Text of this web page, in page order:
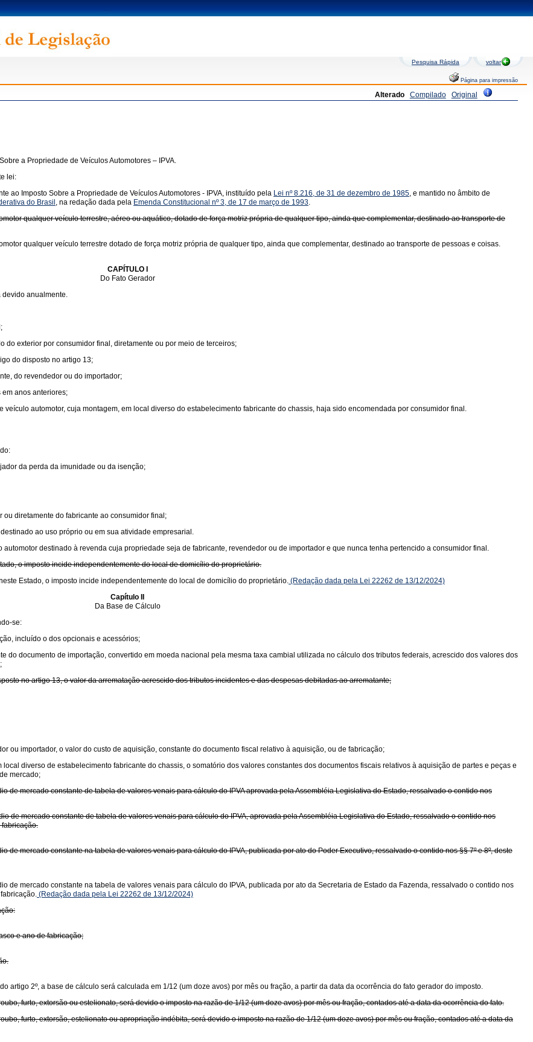
Pesquisa Rápida voltar
Página para impressão
Alterado Compilado Original
a Propriedade de Veículos Automotores – IPVA.
lei:
ao Imposto Sobre a Propriedade de Veículos Automotores - IPVA, instituído pela Lei nº 8.216, de 31 de dezembro de 1985, e mantido no âmbito de
do Brasil , na redação dada pela Emenda Constitucional nº 3, de 17 de março de 1993.
qualquer veículo terrestre, aéreo ou aquático, dotado de força motriz própria de qualquer tipo, ainda que complementar, destinado ao transporte de
qualquer veículo terrestre dotado de força motriz própria de qualquer tipo, ainda que complementar, destinado ao transporte de pessoas e coisas.
CAPÍTULO I
Do Fato Gerador
devido anualmente.
exterior por consumidor final, diretamente ou por meio de terceiros;
do disposto no artigo 13;
do revendedor ou do importador;
anos anteriores;
automotor, cuja montagem, em local diverso do estabelecimento fabricante do chassis, haja sido encomendada por consumidor final.
da perda da imunidade ou da isenção;
diretamente do fabricante ao consumidor final;
ao uso próprio ou em sua atividade empresarial.
destinado à revenda cuja propriedade seja de fabricante, revendedor ou de importador e que nunca tenha pertencido a consumidor final.
o imposto incide independentemente do local de domicílio do proprietário.
Estado, o imposto incide independentemente do local de domicílio do proprietário. (Redação dada pela Lei 22262 de 13/12/2024)
Capítulo II
Da Base de Cálculo
se:
incluído o dos opcionais e acessórios;
do documento de importação, convertido em moeda nacional pela mesma taxa cambial utilizada no cálculo dos tributos federais, acrescido dos valores dos
no artigo 13, o valor da arrematação acrescido dos tributos incidentes e das despesas debitadas ao arrematante;
ou importador, o valor do custo de aquisição, constante do documento fiscal relativo à aquisição, ou de fabricação;
diverso de estabelecimento fabricante do chassis, o somatório dos valores constantes dos documentos fiscais relativos à aquisição de partes e peças e
mercado;
de mercado constante de tabela de valores venais para cálculo do IPVA aprovada pela Assembléia Legislativa do Estado, ressalvado o contido nos
de mercado constante de tabela de valores venais para cálculo do IPVA, aprovada pela Assembléia Legislativa do Estado, ressalvado o contido nos
fabricação.
de mercado constante na tabela de valores venais para cálculo do IPVA, publicada por ato do Poder Executivo, ressalvado o contido nos §§ 7º e 8º, deste
de mercado constante na tabela de valores venais para cálculo do IPVA, publicada por ato da Secretaria de Estado da Fazenda, ressalvado o contido nos
(Redação dada pela Lei 22262 de 13/12/2024)
e ano de fabricação;
artigo 2º, a base de cálculo será calculada em 1/12 (um doze avos) por mês ou fração, a partir da data da ocorrência do fato gerador do imposto.
furto, extorsão ou estelionato, será devido o imposto na razão de 1/12 (um doze avos) por mês ou fração, contados até a data da ocorrência do fato.
furto, extorsão, estelionato ou apropriação indébita, será devido o imposto na razão de 1/12 (um doze avos) por mês ou fração, contados até a data da